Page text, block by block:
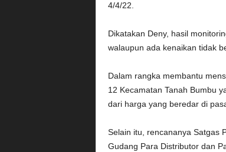
4/4/22.
Dikatakan Deny, hasil
walaupun ada kenaikan tidak
Dalam rangka membantu
12 Kecamatan Tanah Bumbu
dari harga yang beredar di
Selain itu, rencananya Satgas
Gudang Para Distributor dan